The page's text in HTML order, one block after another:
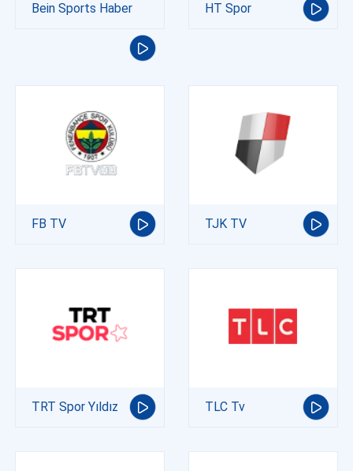
Bein Sports Haber HT Spor
FB TV TJK TV
TRT Spor Yıldız TLC Tv